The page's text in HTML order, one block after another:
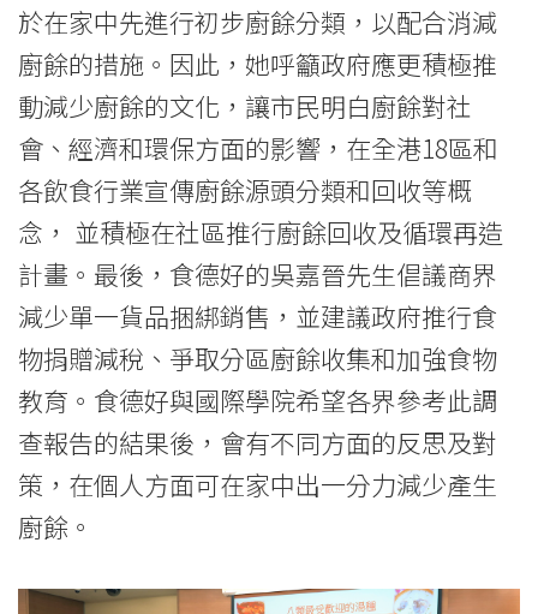
於在家中先進行初步廚餘分類，以配合消減
廚餘的措施。因此，她呼籲政府應更積極推
動減少廚餘的文化，讓市民明白廚餘對社
會、經濟和環保方面的影響，在全港18區和
各飲食行業宣傳廚餘源頭分類和回收等概
念， 並積極在社區推行廚餘回收及循環再造
計畫。最後，食德好的吳嘉晉先生倡議商界
減少單一貨品捆綁銷售，並建議政府推行食
物捐贈減稅、爭取分區廚餘收集和加強食物
教育。食德好與國際學院希望各界參考此調
查報告的結果後，會有不同方面的反思及對
策，在個人方面可在家中出一分力減少產生
廚餘。